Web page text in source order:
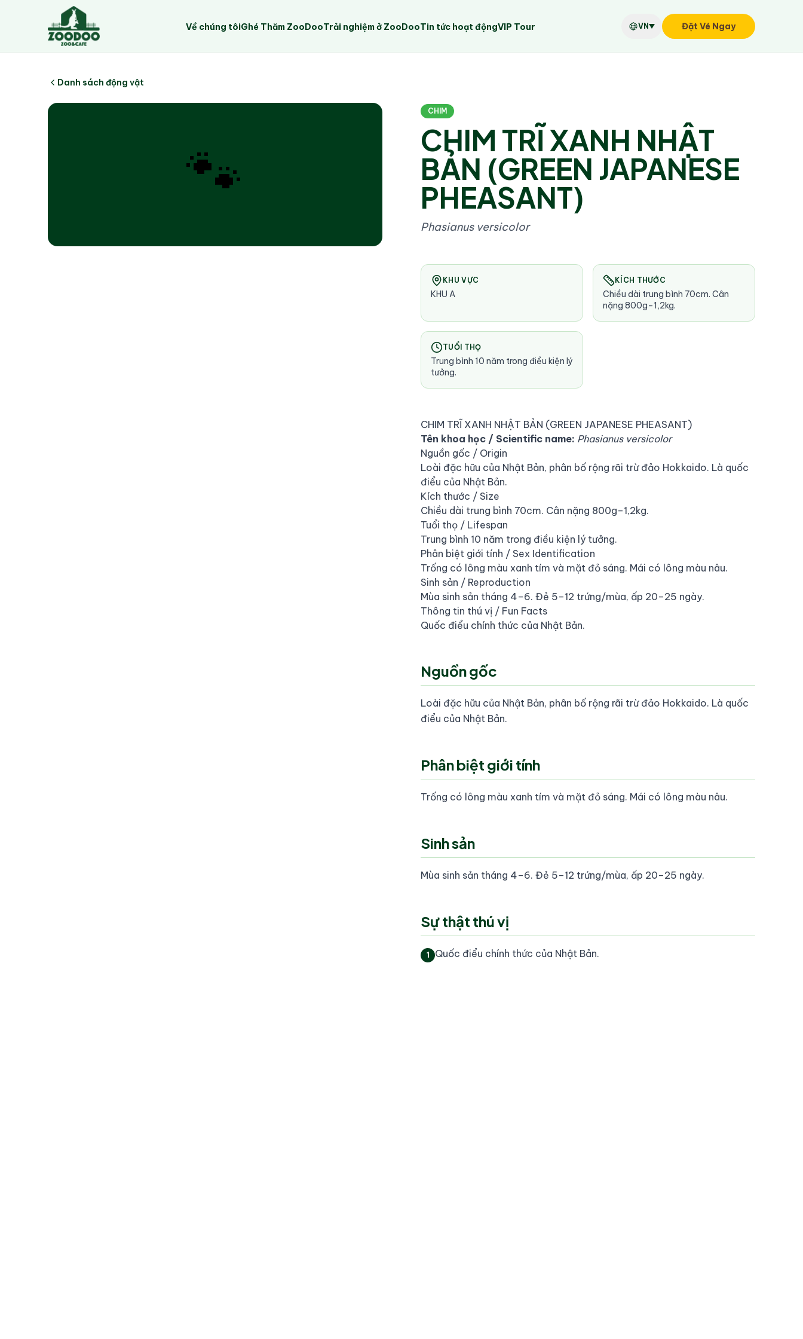
Về chúng tôiGhé Thăm ZooDooTrải nghiệm ở ZooDooTin tức hoạt độngVIP Tour VN Đặt Vé Ngay
Danh sách động vật
🐾
CHIM
CHIM TRĨ XANH NHẬT
BẢN (GREEN JAPANESE
PHEASANT)
Phasianus versicolor
KHU VỰC
KHU A
KÍCH THƯỚC
Chiều dài trung bình 70cm. Cân
nặng 800g–1,2kg.
TUỔI THỌ
Trung bình 10 năm trong điều kiện lý
tưởng.
CHIM TRĨ XANH NHẬT BẢN (GREEN JAPANESE PHEASANT)
Tên khoa học / Scientific name: Phasianus versicolor
Nguồn gốc / Origin
Loài đặc hữu của Nhật Bản, phân bố rộng rãi trừ đảo Hokkaido. Là quốc
điểu của Nhật Bản.
Kích thước / Size
Chiều dài trung bình 70cm. Cân nặng 800g–1,2kg.
Tuổi thọ / Lifespan
Trung bình 10 năm trong điều kiện lý tưởng.
Phân biệt giới tính / Sex Identification
Trống có lông màu xanh tím và mặt đỏ sáng. Mái có lông màu nâu.
Sinh sản / Reproduction
Mùa sinh sản tháng 4–6. Đẻ 5–12 trứng/mùa, ấp 20–25 ngày.
Thông tin thú vị / Fun Facts
Quốc điểu chính thức của Nhật Bản.
Nguồn gốc
Loài đặc hữu của Nhật Bản, phân bố rộng rãi trừ đảo Hokkaido. Là quốc
điểu của Nhật Bản.
Phân biệt giới tính
Trống có lông màu xanh tím và mặt đỏ sáng. Mái có lông màu nâu.
Sinh sản
Mùa sinh sản tháng 4–6. Đẻ 5–12 trứng/mùa, ấp 20–25 ngày.
Sự thật thú vị
1 Quốc điểu chính thức của Nhật Bản.